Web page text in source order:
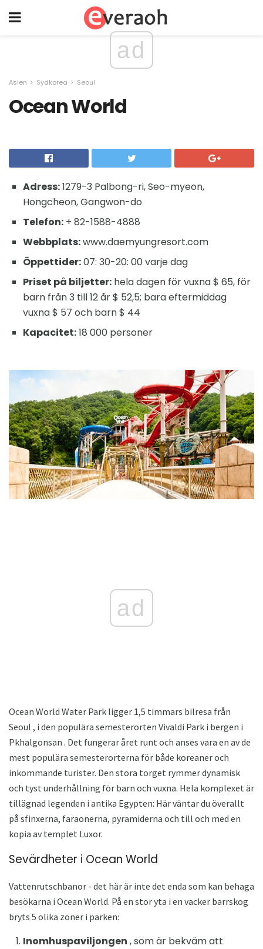
ad
Asien Sydkorea Seoul
Ocean World
Adress:1279-3 Palbong-ri, Seo-myeon,
Hongcheon, Gangwon-do
Telefon: + 82-1588-4888
Webbplats:www.daemyungresort.com
Öppettider:07: 30-20: 00 varje dag
Priset på biljetter: hela dagen för vuxna $ 65, för
barn från 3 till 12 år $ 52,5; bara eftermiddag
vuxna $ 57 och barn $ 44
Kapacitet:18 000 personer
ad
Ocean World Water Park ligger 1,5 timmars bilresa från
Seoul , i den populära semesterorten Vivaldi Park i bergen i
Pkhalgonsan . Det fungerar året runt och anses vara en av de
mest populära semesterorterna för både koreaner och
inkommande turister. Den stora torget rymmer dynamisk
och tyst underhållning för barn och vuxna. Hela komplexet är
tillägnad legenden i antika Egypten: Här väntar du överallt
på sfinxerna, faraonerna, pyramiderna och till och med en
kopia av templet Luxor.
Sevärdheter i Ocean World
Vattenrutschbanor - det här är inte det enda som kan behaga
besökarna i Ocean World. På en stor yta i en vacker barrskog
bryts 5 olika zoner i parken:
Inomhuspaviljongen , som är bekväm att